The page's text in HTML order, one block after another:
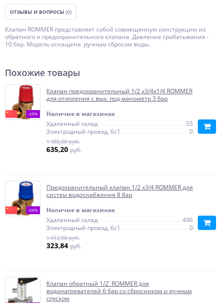
ОТЗЫВЫ И ВОПРОСЫ (0)
Клапан ROMMER представляет собой совмещенную конструкцию из
обратного и предохранительного клапана. Давление срабатывания -
10 бар. Модель оснащена ручным сбросом воды.
Похожие товары
-68%
Клапан предохранительный 1/2 x3/4х1/4 ROMMER
для отопления с вых. под манометр 3 бар
Наличие в магазинах
Удаленный склад
55
Электродный проезд, 6с1
0
1 985,00 руб.
635,20 руб.
-68%
Предохранительный клапан 1/2 x3/4 ROMMER для
систем водоснабжения 8 бар
Наличие в магазинах
Удаленный склад
496
Электродный проезд, 6с1
0
1 012,00 руб.
323,84 руб.
Клапан обратный 1/2' ROMMER для
водонагревателей 6 бар со сбросником и ручным
спуском